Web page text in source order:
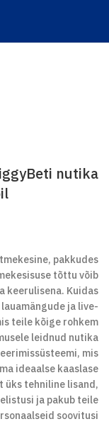
nutika
pakkudes
tõttu võib
keerulisena. Kuidas
ja live-
teile kõige rohkem
leidnud nutika
mis
ideaalse kaaslase
üks tehniline lisand,
ja pakub teile
soovitusi.